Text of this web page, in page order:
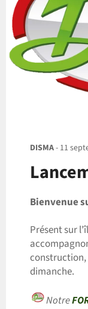
DISMA- 11
Bienvenue
Présent sur
construction,
dimanche.
Notre